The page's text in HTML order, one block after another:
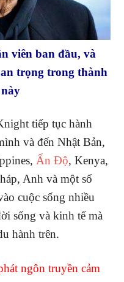
viên ban đầu, và
trọng trong thành
tiếp tục hành
và đến Nhật Bản,
Ấn Độ, Kenya,
Anh và một số
cuộc sống nhiều
sống và kinh tế mà
hành trên.
ngôn truyền cảm